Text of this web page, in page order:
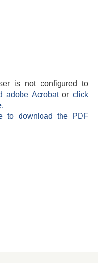
is not configured to
adobe Acrobatorclick
to download the PDF